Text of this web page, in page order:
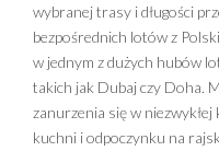
wybranej trasy i długości
bezpośrednich lotów z
w jednym z dużych hubów
takich jak Dubaj czy Doha.
zanurzenia się w
kuchni i odpoczynku na